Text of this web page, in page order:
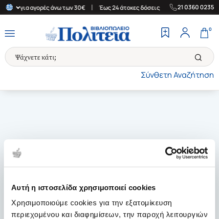
Αυτή η ιστοσελίδα χρησιμοποιεί cookies
Χρησιμοποιούμε cookies για την εξατομίκευση
περιεχομένου και διαφημίσεων, την παροχή λειτουργιών
για αγορές άνω των 30€ Έως 24 άτοκες δόσεις | Δωρεάν
21 0360 0235
Σύνθετη Αναζήτηση
0